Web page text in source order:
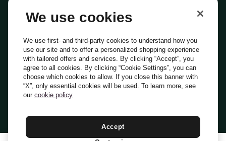
Everli Shoppers
About Us
Everli News
Domande frequenti
Lavora con noi
Diventa Shopper
Investitori
PrivacyCookiePreferenze Cookie
Termini e CondizioniCodice Etico
Indirizzo PEC: everli@pec.it - indirizzo DPO: dpo@everli.com
Italiano
We use cookies
We use first- and third-party cookies to understand how you
use our site and to offer a personalized shopping experience
with tailored offers and services. By clicking “Accept”, you
agree to all cookies. By clicking “Cookie Settings”, you can
choose which cookies to allow. If you close this banner with
“X”, only essential cookies will be used. To learn more, see
our cookie policy
Accept